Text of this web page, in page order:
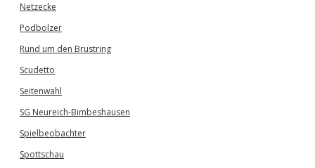
Netzecke
Podbolzer
Rund um den Brustring
Scudetto
Seitenwahl
SG Neureich-Bimbeshausen
Spielbeobachter
Spottschau